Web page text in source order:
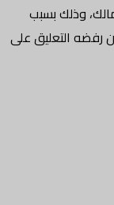
وذلك بسبب
رفضه التعليق على